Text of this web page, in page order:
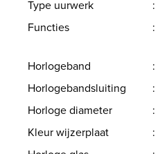
Type uurwerk
:
Functies
:
Horlogeband
:
Horlogebandsluiting
:
Horloge diameter
:
Kleur wijzerplaat
: